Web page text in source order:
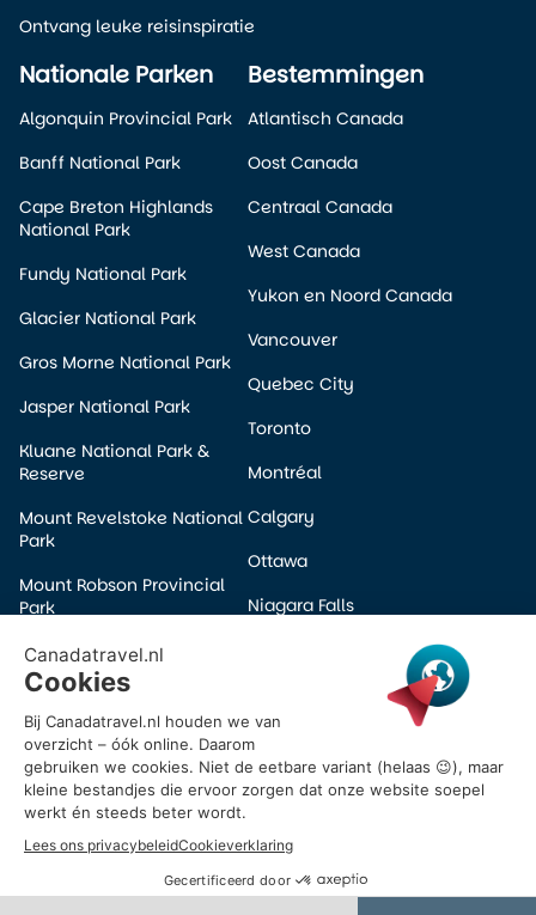
Nationale Parken
Algonquin Provincial Park
Banff National Park
Cape Breton Highlands
National Park
Fundy National Park
Glacier National Park
Gros Morne National Park
Jasper National Park
Kluane National Park &
Reserve
Mount Revelstoke National
Park
Mount Robson Provincial
Park
Pacific Rim National Park
Prince Albert National Park
Wells Gray Provincial Park
Yoho National Park
Bestemmingen
Atlantisch Canada
Oost Canada
Centraal Canada
West Canada
Yukon en Noord Canada
Vancouver
Quebec City
Toronto
Montréal
Calgary
Ottawa
Niagara Falls
Halifax
Victoria
Ontvang leuke reisinspiratie